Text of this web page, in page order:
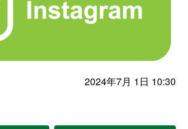
2024年7月 1日 10:30